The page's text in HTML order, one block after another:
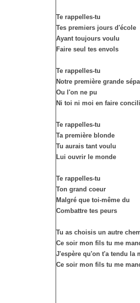
Te rappelles-tu
Tes premiers jours d'école
Ayant toujours voulu
Faire seul tes envols
Te rappelles-tu
Notre première grande
Ou l'on ne pu
Ni toi ni moi en faire
Te rappelles-tu
Ta première blonde
Tu aurais tant voulu
Lui ouvrir le monde
Te rappelles-tu
Ton grand coeur
Malgré que toi-même du
Combattre tes peurs
Tu as choisis un autre
Ce soir mon fils tu me
J'espère qu'on t'a tendu la
Ce soir mon fils tu me